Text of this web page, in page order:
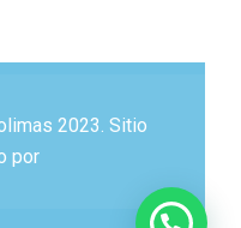
2023. Sitio
por